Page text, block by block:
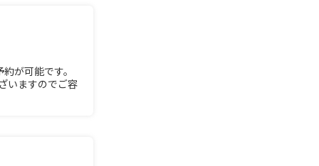
が可能です。
いますのでご容